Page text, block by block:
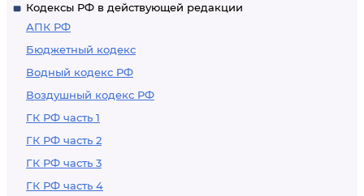
Кодексы РФ в действующей редакции
АПК РФ
Бюджетный кодекс
Водный кодекс РФ
Воздушный кодекс РФ
ГК РФ часть 1
ГК РФ часть 2
ГК РФ часть 3
ГК РФ часть 4